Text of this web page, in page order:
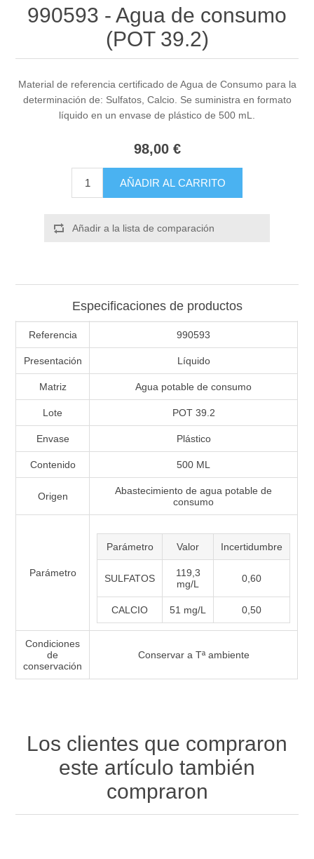
990593 - Agua de consumo
(POT 39.2)
Material de referencia certificado de Agua de Consumo para la
determinación de: Sulfatos, Calcio. Se suministra en formato
líquido en un envase de plástico de 500 mL.
98,00 €
AÑADIR AL CARRITO
Añadir a la lista de comparación
Especificaciones de productos
Referencia 990593
Presentación Líquido
Matriz Agua potable de consumo
Lote POT 39.2
Envase Plástico
Contenido 500 ML
Origen
Abastecimiento de agua potable de
consumo
Parámetro
Parámetro Valor Incertidumbre
SULFATOS
119,3
mg/L
0,60
CALCIO 51 mg/L 0,50
Condiciones
de
conservación
Conservar a Tª ambiente
Los clientes que compraron
este artículo también
compraron